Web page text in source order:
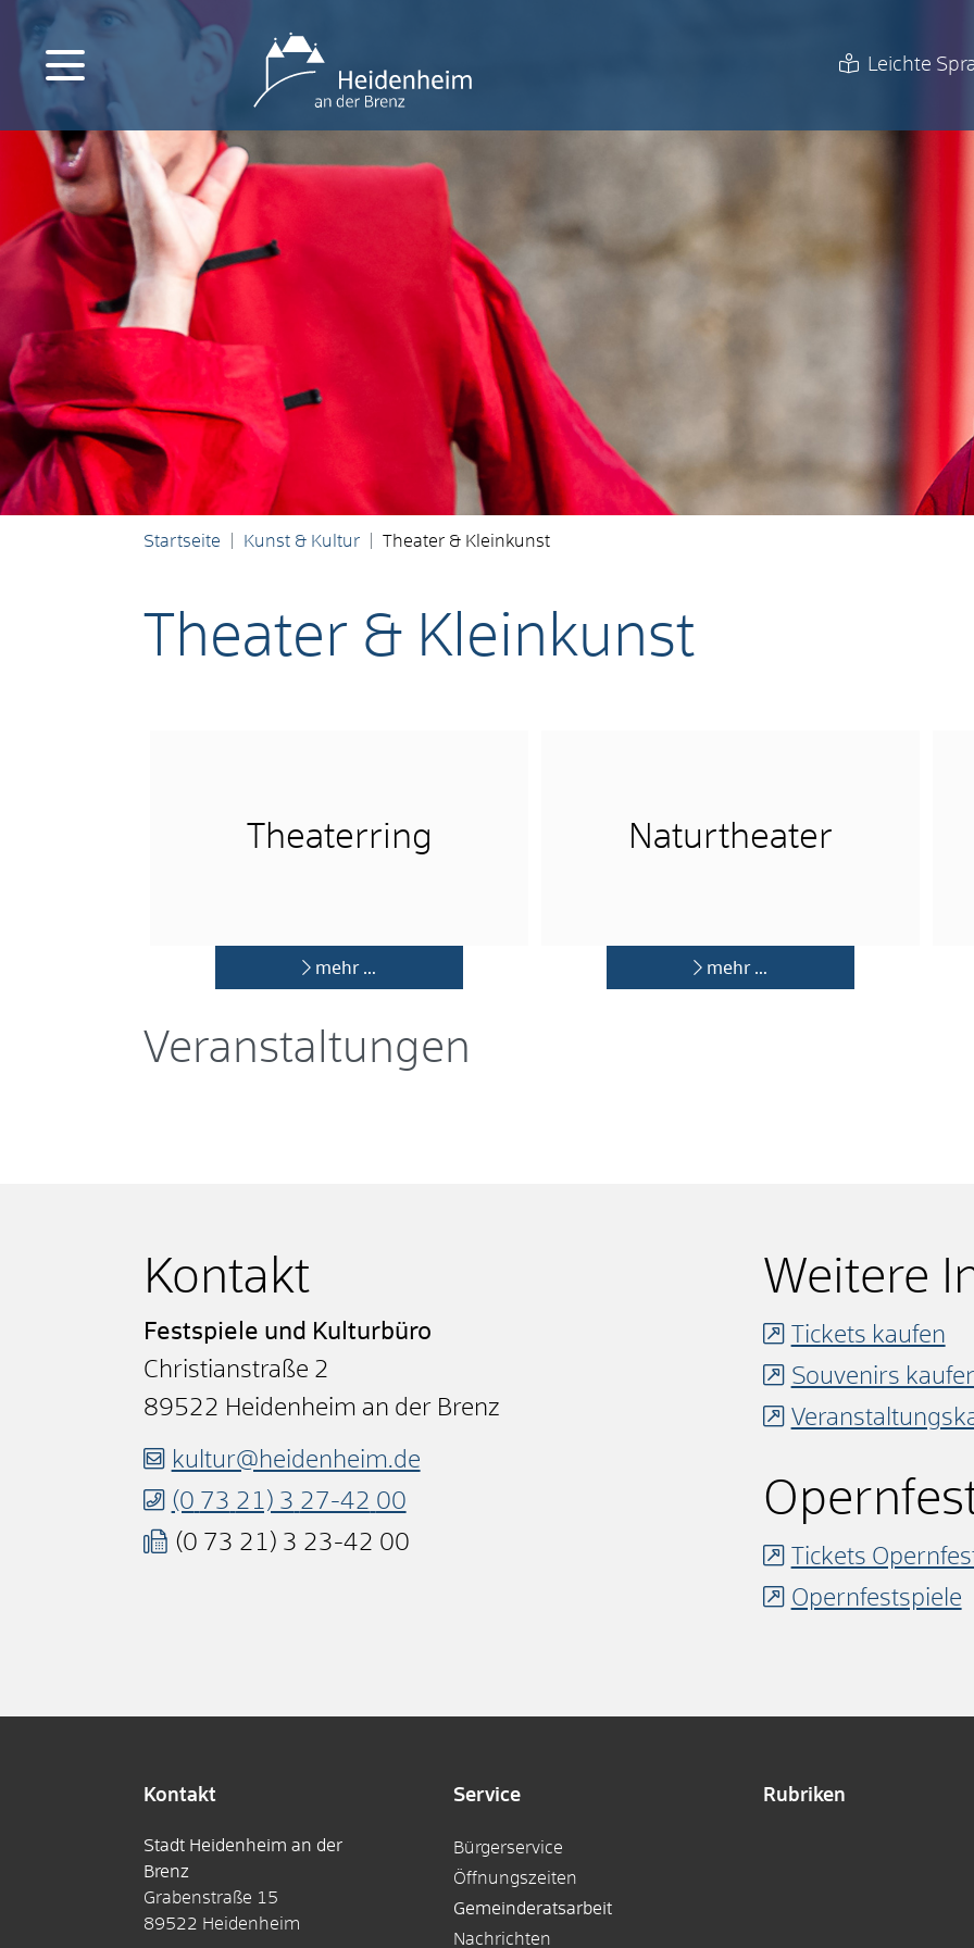
Leichte
Startseite Kunst & Kultur Theater & Kleinkunst
Theater & Kleinkunst
Theaterring
mehr …
Naturtheater
mehr …
Veranstaltungen
Kontakt
Festspiele und Kulturbüro
Christianstraße 2
89522 Heidenheim an der Brenz
kultur@heidenheim.de
(0 73 21) 3 27-42 00
(0 73 21) 3 23-42 00
Weitere
Tickets kaufen
Souvenirs
Tickets
Opernfestspiele
Kontakt
Stadt Heidenheim an der
Brenz
Grabenstraße 15
89522 Heidenheim
Service
Bürgerservice
Öffnungszeiten
Gemeinderatsarbeit
Nachrichten
Rubriken